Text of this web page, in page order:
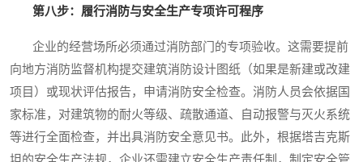
第八步：履行消防与安全生产专项许可程序
企业的经营场所必须通过消防部门的专项验收。这需要提前
向地方消防监督机构提交建筑消防设计图纸（如果是新建或改建
项目）或现状评估报告，申请消防安全检查。消防人员会依据国
家标准，对建筑物的耐火等级、疏散通道、自动报警与灭火系统
等进行全面检查，并出具消防安全意见书。此外，根据塔吉克斯
坦的安全生产法规，企业还需建立安全生产责任制，制定安全管